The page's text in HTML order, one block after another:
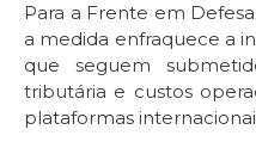
Para a Frente em
a medida enfraquece a
que seguem
tributária e custos
plataformas